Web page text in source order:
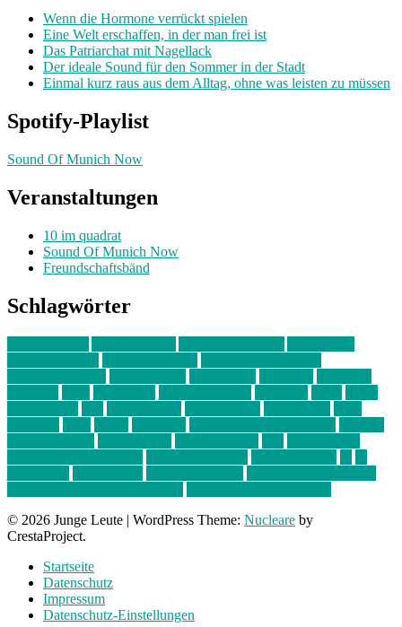
Wenn die Hormone verrückt spielen
Eine Welt erschaffen, in der man frei ist
Das Patriarchat mit Nagellack
Der ideale Sound für den Sommer in der Stadt
Einmal kurz raus aus dem Alltag, ohne was leisten zu müssen
Spotify-Playlist
Sound Of Munich Now
Veranstaltungen
10 im quadrat
Sound Of Munich Now
Freundschaftsbänd
Schlagwörter
© 2026 Junge Leute | WordPress Theme: Nucleare by
CrestaProject.
Startseite
Datenschutz
Impressum
Datenschutz-Einstellungen